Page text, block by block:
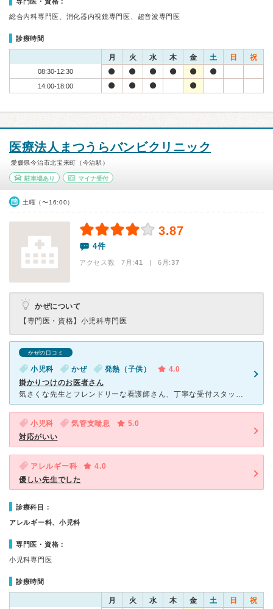
総合内科専門医、消化器内視鏡専門医、超音波専門医
診療時間
月 火 水 木 金 土 日 祝
08:30-12:30
14:00-18:00
医療法人まつうらバンビクリニック
愛媛県今治市北宝来町（今治駅）
駐車場あり マイナ受付
土曜（〜16:00）
3.87
4件
アクセス数 7月:41 | 6月:37
かぜについて
【専門医・資格】 小児科専門医
かぜの口コミ
小児科 かぜ 発熱（子供）
4.0
掛かりつけのお医者さん
気さくな先生とフレンドリーな看護師さん、丁寧な受付スタッフの皆さんと明るいクリニックです。 疑問に思ったことは臆さず聞ける雰囲気の先生にはいつも色々と教えて頂いています。看護師さんも患者さんはたくさ
小児科 気管支喘息
5.0
対応がいい
アレルギー科
4.0
優しい先生でした
診療科目：
アレルギー科、小児科
専門医・資格：
小児科専門医
診療時間
月 火 水 木 金 土 日 祝